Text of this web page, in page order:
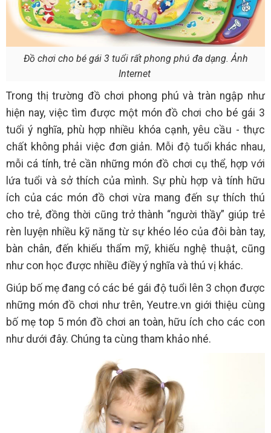
Đồ chơi cho bé gái 3 tuổi rất phong phú đa dạng. Ảnh
Internet
Trong thị trường đồ chơi phong phú và tràn ngập như
hiện nay, việc tìm được một món đồ chơi cho bé gái 3
tuổi ý nghĩa, phù hợp nhiều khóa cạnh, yêu cầu - thực
chất không phải việc đơn giản. Mỗi độ tuổi khác nhau,
mỗi cá tính, trẻ cần những món đồ chơi cụ thể, hợp với
lứa tuổi và sở thích của mình. Sự phù hợp và tính hữu
ích của các món đồ chơi vừa mang đến sự thích thú
cho trẻ, đồng thời cũng trở thành “người thầy” giúp trẻ
rèn luyện nhiều kỹ năng từ sự khéo léo của đôi bàn tay,
bàn chân, đến khiếu thẩm mỹ, khiếu nghệ thuật, cũng
như con học được nhiều điềy ý nghĩa và thú vị khác.
Giúp bố mẹ đang có các bé gái độ tuổi lên 3 chọn được
những món đồ chơi như trên, Yeutre.vn giới thiệu cùng
bố mẹ top 5 món đồ chơi an toàn, hữu ích cho các con
như dưới đây. Chúng ta cùng tham khảo nhé.